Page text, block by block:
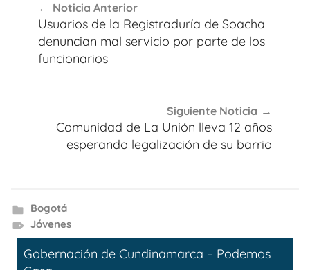
de
entradas
Noticia Anterior
Usuarios de la Registraduría de Soacha
denuncian mal servicio por parte de los
funcionarios
Siguiente Noticia
Comunidad de La Unión lleva 12 años
esperando legalización de su barrio
Bogotá
Jóvenes
Gobernación de Cundinamarca – Podemos